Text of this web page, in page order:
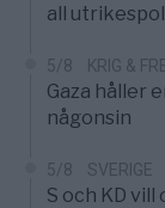
all
5/8 KRIG &
Gaza håller
någonsin
5/8 SVERIGE
S och KD